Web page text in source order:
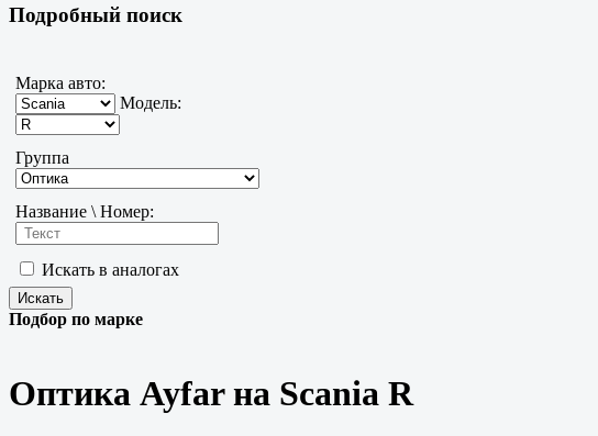
Подробный поиск
Марка авто:
Модель:
Группа
Название \ Номер:
Искать в аналогах
Подбор по марке
Оптика Ayfar на Scania R